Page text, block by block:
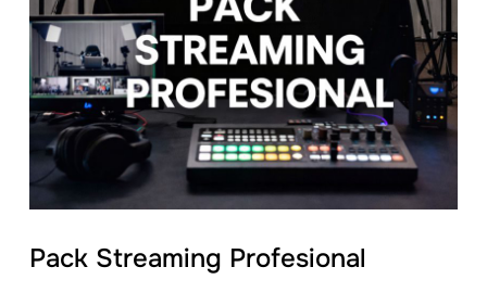
Pack Streaming Profesional